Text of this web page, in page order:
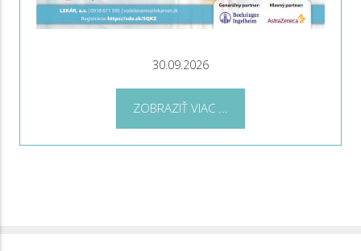
30.09.2026
ZOBRAZIŤ VIAC ...